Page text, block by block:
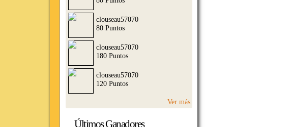
clouseau57070
80 Puntos
clouseau57070
180 Puntos
clouseau57070
120 Puntos
Ver más
Últimos Ganadores